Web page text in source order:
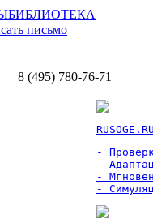
БИБЛИОТЕКА
8 (495) 780-76-71
-
-
-
-